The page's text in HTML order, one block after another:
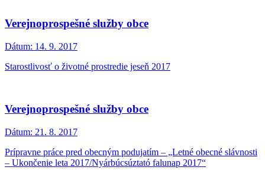
Verejnoprospešné služby obce
Dátum: 14. 9. 2017
Starostlivosť o životné prostredie jeseň 2017
Verejnoprospešné služby obce
Dátum: 21. 8. 2017
Prípravne práce pred obecným podujatím – „Letné obecné slávnosti
– Ukončenie leta 2017/Nyárbúcsúztató falunap 2017“